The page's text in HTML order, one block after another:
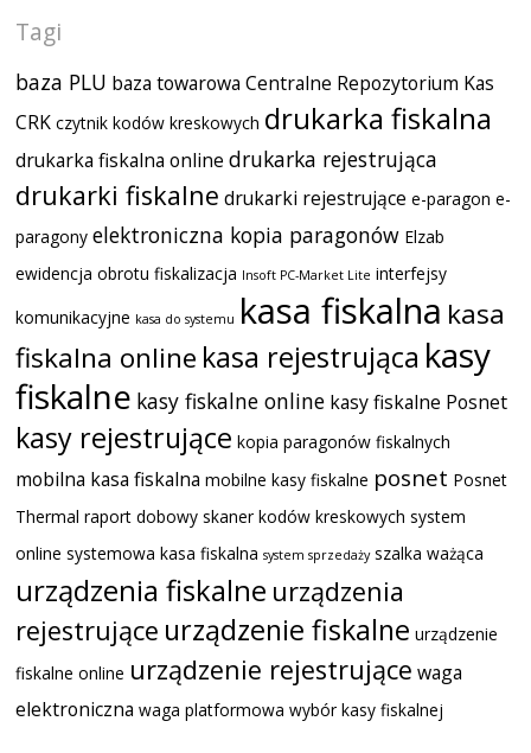
Tagi
baza PLU baza towarowa Centralne Repozytorium Kas
CRK czytnik kodów kreskowych drukarka fiskalna
drukarka fiskalna online drukarka rejestrująca
drukarki fiskalne drukarki rejestrujące e-paragon e-
paragony elektroniczna kopia paragonów Elzab
ewidencja obrotu fiskalizacja Insoft PC-Market Lite interfejsy
komunikacyjne kasa do systemu kasa fiskalna kasa
fiskalna online kasa rejestrująca kasy
fiskalne kasy fiskalne online kasy fiskalne Posnet
kasy rejestrujące kopia paragonów fiskalnych
mobilna kasa fiskalna mobilne kasy fiskalne posnet Posnet
Thermal raport dobowy skaner kodów kreskowych system
online systemowa kasa fiskalna system sprzedaży szalka ważąca
urządzenia fiskalne urządzenia
rejestrujące urządzenie fiskalne urządzenie
fiskalne online urządzenie rejestrujące waga
elektroniczna waga platformowa wybór kasy fiskalnej